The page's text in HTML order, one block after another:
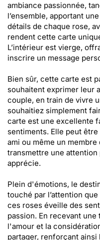
ambiance passionnée,
l’ensemble, apportant
détails de chaque rose,
rendent cette carte
L’intérieur est vierge,
inscrire un message
Bien sûr, cette carte est
souhaitent exprimer leur
couple, en train de vivre
souhaitiez simplement
carte est une excellente
sentiments. Elle peut
ami ou même un
transmettre une
apprécie.
Plein d'émotions, le
touché par l’attention
ces roses éveille des
passion. En recevant
l'amour et la
partager, renforçant ainsi